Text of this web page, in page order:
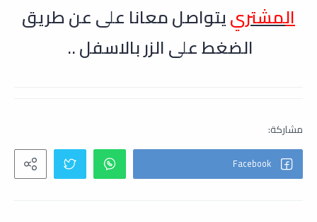
المشترييتواصل معانا على عن طريق
الضغط على الزر بالاسفل ..